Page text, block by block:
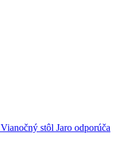
Vianočný stôl Jaro odporúča